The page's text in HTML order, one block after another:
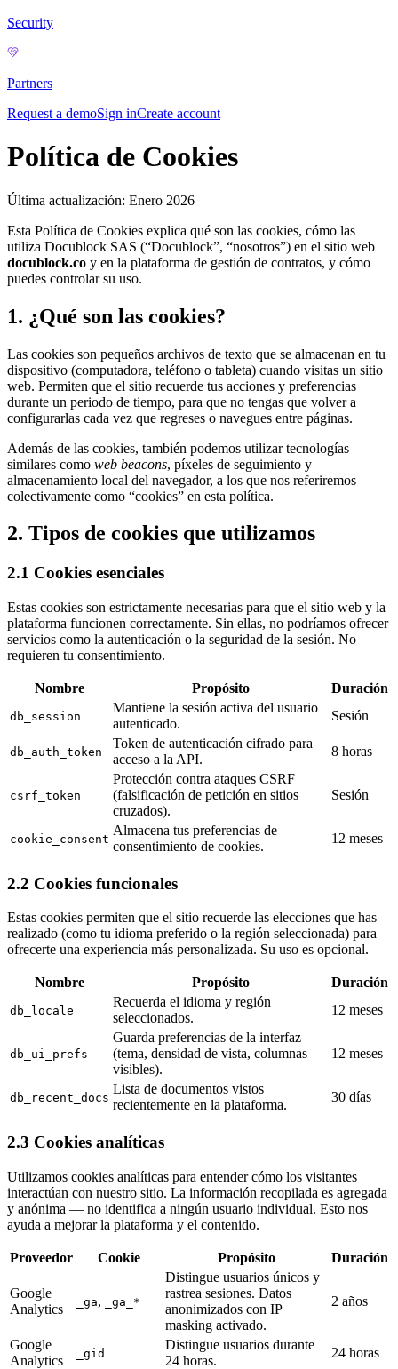
Security
Partners
Request a demoSign inCreate account
Política de Cookies
Última actualización: Enero 2026
Esta Política de Cookies explica qué son las cookies, cómo las
utiliza Docublock SAS (“Docublock”, “nosotros”) en el sitio web
docublock.co y en la plataforma de gestión de contratos, y cómo
puedes controlar su uso.
1. ¿Qué son las cookies?
Las cookies son pequeños archivos de texto que se almacenan en tu
dispositivo (computadora, teléfono o tableta) cuando visitas un sitio
web. Permiten que el sitio recuerde tus acciones y preferencias
durante un periodo de tiempo, para que no tengas que volver a
configurarlas cada vez que regreses o navegues entre páginas.
Además de las cookies, también podemos utilizar tecnologías
similares como web beacons, píxeles de seguimiento y
almacenamiento local del navegador, a los que nos referiremos
colectivamente como “cookies” en esta política.
2. Tipos de cookies que utilizamos
2.1 Cookies esenciales
Estas cookies son estrictamente necesarias para que el sitio web y la
plataforma funcionen correctamente. Sin ellas, no podríamos ofrecer
servicios como la autenticación o la seguridad de la sesión. No
requieren tu consentimiento.
Nombre Propósito Duración
db_session
Mantiene la sesión activa del usuario
autenticado.
Sesión
db_auth_token
Token de autenticación cifrado para
acceso a la API.
8 horas
csrf_token
Protección contra ataques CSRF
(falsificación de petición en sitios
cruzados).
Sesión
cookie_consent
Almacena tus preferencias de
consentimiento de cookies.
12 meses
2.2 Cookies funcionales
Estas cookies permiten que el sitio recuerde las elecciones que has
realizado (como tu idioma preferido o la región seleccionada) para
ofrecerte una experiencia más personalizada. Su uso es opcional.
Nombre Propósito Duración
db_locale
Recuerda el idioma y región
seleccionados.
12 meses
db_ui_prefs
Guarda preferencias de la interfaz
(tema, densidad de vista, columnas
visibles).
12 meses
db_recent_docs
Lista de documentos vistos
recientemente en la plataforma.
30 días
2.3 Cookies analíticas
Utilizamos cookies analíticas para entender cómo los visitantes
interactúan con nuestro sitio. La información recopilada es agregada
y anónima — no identifica a ningún usuario individual. Esto nos
ayuda a mejorar la plataforma y el contenido.
Proveedor Cookie Propósito Duración
Google
Analytics
_ga, _ga_*
Distingue usuarios únicos y
rastrea sesiones. Datos
anonimizados con IP
masking activado.
2 años
Google
Analytics
_gid
Distingue usuarios durante
24 horas.
24 horas